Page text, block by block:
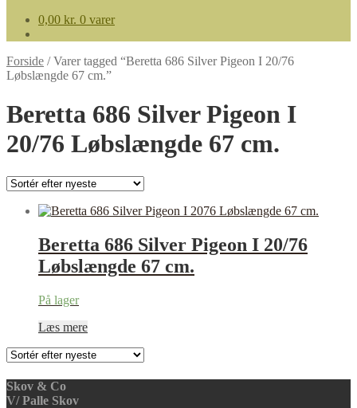
0,00 kr. 0 varer
Forside /Varer tagged “Beretta 686 Silver Pigeon I 20/76
Løbslængde 67 cm.”
Beretta 686 Silver Pigeon I
20/76 Løbslængde 67 cm.
Beretta 686 Silver Pigeon I 20/76
Løbslængde 67 cm.
På lager
Læs mere
Skov & Co
V/ Palle Skov